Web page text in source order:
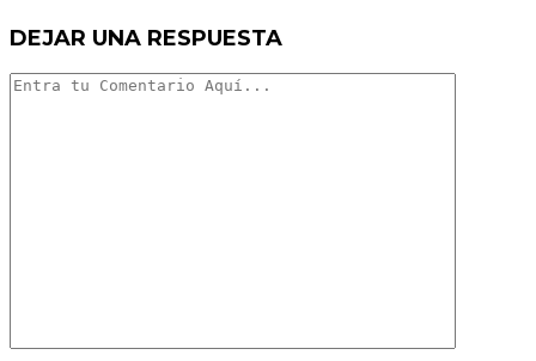
DEJAR UNA RESPUESTA